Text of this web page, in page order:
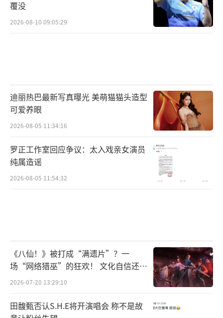
覆没
2026-08-10 09:05:29
迪丽热巴最新写真曝光 美萌猫猫头造型
可爱养眼
2026-08-05 11:34:16
罗正工作室回应争议：太入戏亲女演员
纯属造谣
2026-08-05 11:54:32
《八仙！》被打成“满遗片”？一
场“网络猎巫”的狂欢！ 文化自信还是
焦虑？
2026-07-20 13:29:10
田馥甄否认S.H.E将开演唱会 称不是故